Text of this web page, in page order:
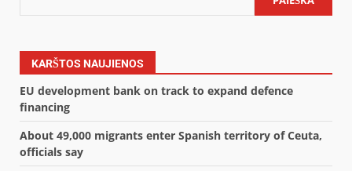
KARŠTOS NAUJIENOS
EU development bank on track to expand defence
financing
About 49,000 migrants enter Spanish territory of Ceuta,
officials say